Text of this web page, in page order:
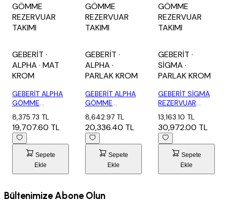
GÖMME
REZERVUAR
TAKIMI
GEBERİT ·
ALPHA · MAT
KROM
GEBERİT ALPHA
GÖMME
- MAT...
8,375.73 TL
19,707.60 TL
Sepete
Ekle
GÖMME
REZERVUAR
TAKIMI
GEBERİT ·
ALPHA ·
PARLAK KROM
GEBERİT ALPHA
GÖMME
- PAR...
8,642.97 TL
20,336.40 TL
Sepete
Ekle
GÖMME
REZERVUAR
TAKIMI
GEBERİT ·
SİGMA ·
PARLAK KROM
GEBERİT SİGMA
REZERVUAR
KRO...
13,163.10 TL
30,972.00 TL
Sepete
Ekle
Bültenimize Abone Olun